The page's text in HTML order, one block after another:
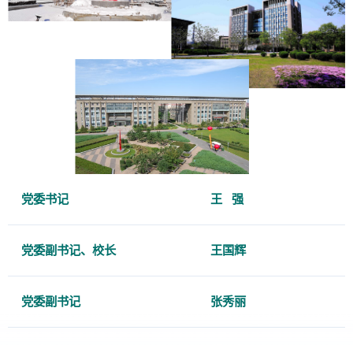
党委书记 王 强
党委副书记、校长 王国辉
党委副书记 张秀丽